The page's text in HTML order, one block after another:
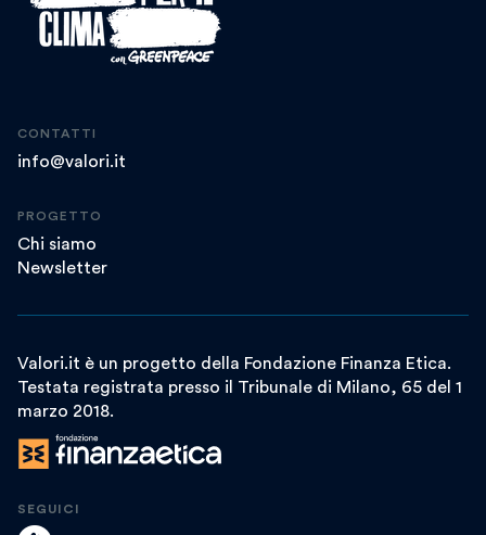
CONTATTI
info@valori.it
PROGETTO
Chi siamo
Newsletter
Valori.it è un progetto della Fondazione Finanza Etica.
Testata registrata presso il Tribunale di Milano, 65 del 1
marzo 2018.
SEGUICI